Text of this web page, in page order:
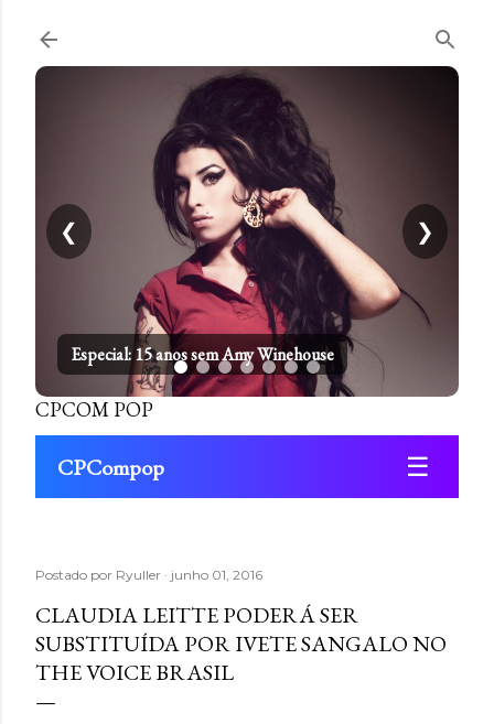
Especial: 15 anos sem Amy Winehouse
❮ ❯
CPCOM POP
CPCompop ☰
Postado por Ryuller junho 01, 2016
CLAUDIA LEITTE PODERÁ SER
SUBSTITUÍDA POR IVETE SANGALO NO
THE VOICE BRASIL